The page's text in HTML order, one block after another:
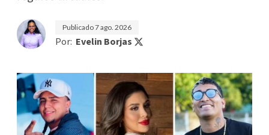
Publicado7 ago. 2026
Por: Evelin Borjas